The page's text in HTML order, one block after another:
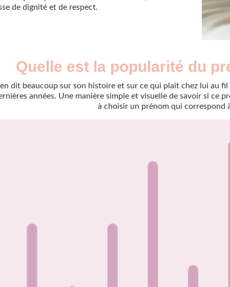
de dignité et de respect.
Quelle est la popularité du
dit beaucoup sur son histoire et sur ce qui plaît chez lui au
années. Une manière simple et visuelle de savoir si ce
à choisir un prénom qui correspond